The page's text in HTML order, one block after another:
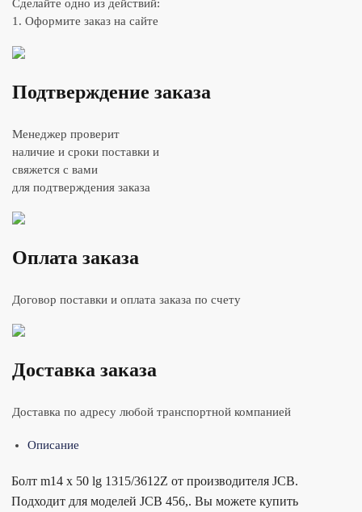
Сделайте одно из действий:
1. Оформите заказ на сайте
Подтверждение заказа
Менеджер проверит
наличие и сроки поставки и
свяжется с вами
для подтверждения заказа
Оплата заказа
Договор поставки и оплата заказа по счету
Доставка заказа
Доставка по адресу любой транспортной компанией
Описание
Болт m14 x 50 lg 1315/3612Z от производителя JCB.
Подходит для моделей JCB 456,. Вы можете купить